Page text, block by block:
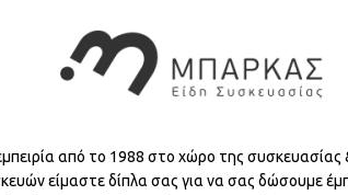
από το 1988 στο χώρο της συσκευασίας
είμαστε δίπλα σας για να σας δώσουμε